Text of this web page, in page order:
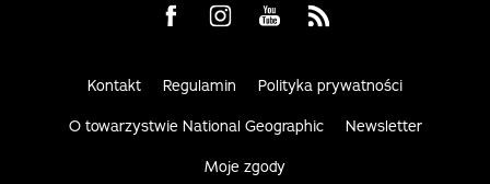
Visit us on Facebook
Visit us on Instagram
Visit us on Youtube
Visit us on Rss
Kontakt Regulamin Polityka prywatności
O towarzystwie National Geographic Newsletter
Moje zgody